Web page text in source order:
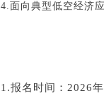
4.面向典型低空经济
1.报名时间：2026年